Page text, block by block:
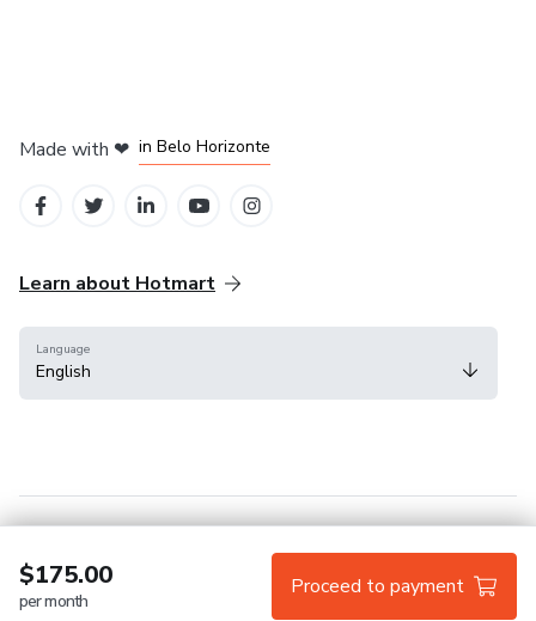
$175.00
per month
Proceed to payment
Made with ❤ in Belo Horizonte
Learn about Hotmart
Language
English
Help Center